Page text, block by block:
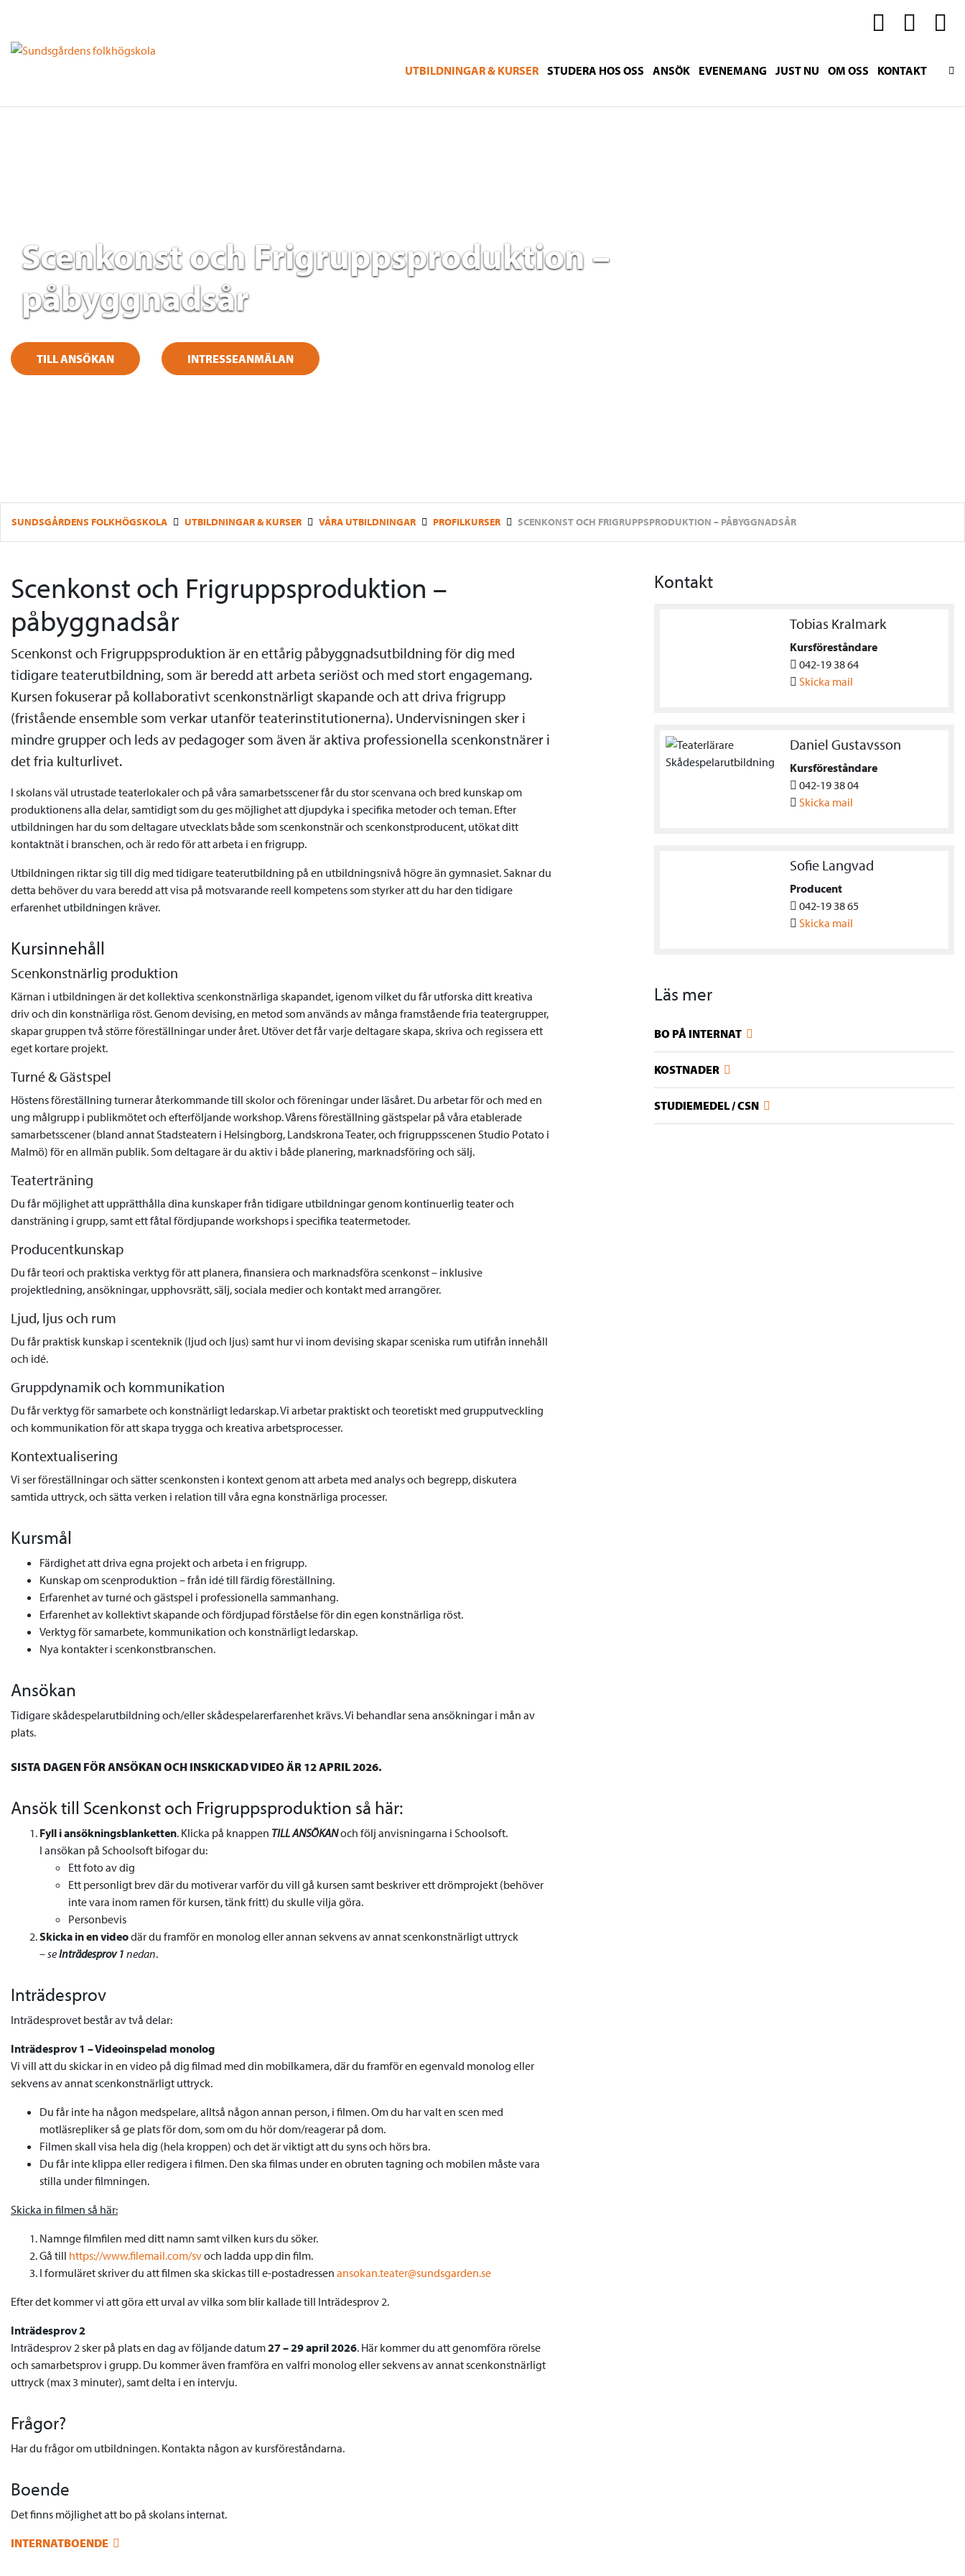
UTBILDNINGAR & KURSER STUDERA HOS OSS ANSÖK EVENEMANG JUST NU OM OSS KONTAKT
Scenkonst och Frigruppsproduktion –
påbyggnadsår
TILL ANSÖKAN INTRESSEANMÄLAN
SUNDSGÅRDENS FOLKHÖGSKOLA UTBILDNINGAR & KURSER VÅRA UTBILDNINGAR PROFILKURSER SCENKONST OCH FRIGRUPPSPRODUKTION – PÅBYGGNADSÅR
Scenkonst och Frigruppsproduktion –
påbyggnadsår
Scenkonst och Frigruppsproduktion är en ettårig påbyggnadsutbildning för dig med
tidigare teaterutbildning, som är beredd att arbeta seriöst och med stort engagemang.
Kursen fokuserar på kollaborativt scenkonstnärligt skapande och att driva frigrupp
(fristående ensemble som verkar utanför teaterinstitutionerna). Undervisningen sker i
mindre grupper och leds av pedagoger som även är aktiva professionella scenkonstnärer i
det fria kulturlivet.
I skolans väl utrustade teaterlokaler och på våra samarbetsscener får du stor scenvana och bred kunskap om
produktionens alla delar, samtidigt som du ges möjlighet att djupdyka i specifika metoder och teman. Efter
utbildningen har du som deltagare utvecklats både som scenkonstnär och scenkonstproducent, utökat ditt
kontaktnät i branschen, och är redo för att arbeta i en frigrupp.
Utbildningen riktar sig till dig med tidigare teaterutbildning på en utbildningsnivå högre än gymnasiet. Saknar du
detta behöver du vara beredd att visa på motsvarande reell kompetens som styrker att du har den tidigare
erfarenhet utbildningen kräver.
Kursinnehåll
Scenkonstnärlig produktion
Kärnan i utbildningen är det kollektiva scenkonstnärliga skapandet, igenom vilket du får utforska ditt kreativa
driv och din konstnärliga röst. Genom devising, en metod som används av många framstående fria teatergrupper,
skapar gruppen två större föreställningar under året. Utöver det får varje deltagare skapa, skriva och regissera ett
eget kortare projekt.
Turné & Gästspel
Höstens föreställning turnerar återkommande till skolor och föreningar under läsåret. Du arbetar för och med en
ung målgrupp i publikmötet och efterföljande workshop. Vårens föreställning gästspelar på våra etablerade
samarbetsscener (bland annat Stadsteatern i Helsingborg, Landskrona Teater, och frigruppsscenen Studio Potato i
Malmö) för en allmän publik. Som deltagare är du aktiv i både planering, marknadsföring och sälj.
Teaterträning
Du får möjlighet att upprätthålla dina kunskaper från tidigare utbildningar genom kontinuerlig teater och
dansträning i grupp, samt ett fåtal fördjupande workshops i specifika teatermetoder.
Producentkunskap
Du får teori och praktiska verktyg för att planera, finansiera och marknadsföra scenkonst – inklusive
projektledning, ansökningar, upphovsrätt, sälj, sociala medier och kontakt med arrangörer.
Ljud, ljus och rum
Du får praktisk kunskap i scenteknik (ljud och ljus) samt hur vi inom devising skapar sceniska rum utifrån innehåll
och idé.
Gruppdynamik och kommunikation
Du får verktyg för samarbete och konstnärligt ledarskap. Vi arbetar praktiskt och teoretiskt med grupputveckling
och kommunikation för att skapa trygga och kreativa arbetsprocesser.
Kontextualisering
Vi ser föreställningar och sätter scenkonsten i kontext genom att arbeta med analys och begrepp, diskutera
samtida uttryck, och sätta verken i relation till våra egna konstnärliga processer.
Kursmål
Färdighet att driva egna projekt och arbeta i en frigrupp.
Kunskap om scenproduktion – från idé till färdig föreställning.
Erfarenhet av turné och gästspel i professionella sammanhang.
Erfarenhet av kollektivt skapande och fördjupad förståelse för din egen konstnärliga röst.
Verktyg för samarbete, kommunikation och konstnärligt ledarskap.
Nya kontakter i scenkonstbranschen.
Ansökan
Tidigare skådespelarutbildning och/eller skådespelarerfarenhet krävs. Vi behandlar sena ansökningar i mån av
plats.
SISTA DAGEN FÖR ANSÖKAN OCH INSKICKAD VIDEO ÄR 12 APRIL 2026.
Ansök till Scenkonst och Frigruppsproduktion så här:
Fyll i ansökningsblanketten. Klicka på knappen TILL ANSÖKANoch följ anvisningarna i Schoolsoft.
I ansökan på Schoolsoft bifogar du:
Ett foto av dig
Ett personligt brev där du motiverar varför du vill gå kursen samt beskriver ett drömprojekt (behöver
inte vara inom ramen för kursen, tänk fritt) du skulle vilja göra.
Personbevis
Skicka in en videodär du framför en monolog eller annan sekvens av annat scenkonstnärligt uttryck
–seInträdesprov 1 nedan.
Inträdesprov
Inträdesprovet består av två delar:
Inträdesprov 1 – Videoinspelad monolog
Vi vill att du skickar in en video på dig filmad med din mobilkamera, där du framför en egenvald monolog eller
sekvens av annat scenkonstnärligt uttryck.
Du får inte ha någon medspelare, alltså någon annan person, i filmen. Om du har valt en scen med
motläsrepliker så ge plats för dom, som om du hör dom/reagerar på dom.
Filmen skall visa hela dig (hela kroppen) och det är viktigt att du syns och hörs bra.
Du får inte klippa eller redigera i filmen. Den ska filmas under en obruten tagning och mobilen måste vara
stilla under filmningen.
Skicka in filmen så här:
Namnge filmfilen med ditt namn samt vilken kurs du söker.
Gå till https://www.filemail.com/svoch ladda upp din film.
I formuläret skriver du att filmen ska skickas till e-postadressen ansokan.teater@sundsgarden.se
Efter det kommer vi att göra ett urval av vilka som blir kallade till Inträdesprov 2.
Inträdesprov 2
Inträdesprov 2 sker på plats en dag av följande datum27 – 29 april 2026. Här kommer du att genomföra rörelse
och samarbetsprov i grupp. Du kommer även framföra en valfri monolog eller sekvens av annat scenkonstnärligt
uttryck (max 3 minuter), samt delta i en intervju.
Frågor?
Har du frågor om utbildningen. Kontakta någon av kursföreståndarna.
Boende
Det finns möjlighet att bo på skolans internat.
INTERNATBOENDE
Kontakt
Tobias Kralmark
Kursföreståndare
042-19 38 64
Skicka mail
Daniel Gustavsson
Kursföreståndare
042-19 38 04
Skicka mail
Sofie Langvad
Producent
042-19 38 65
Skicka mail
Läs mer
BO PÅ INTERNAT
KOSTNADER
STUDIEMEDEL / CSN